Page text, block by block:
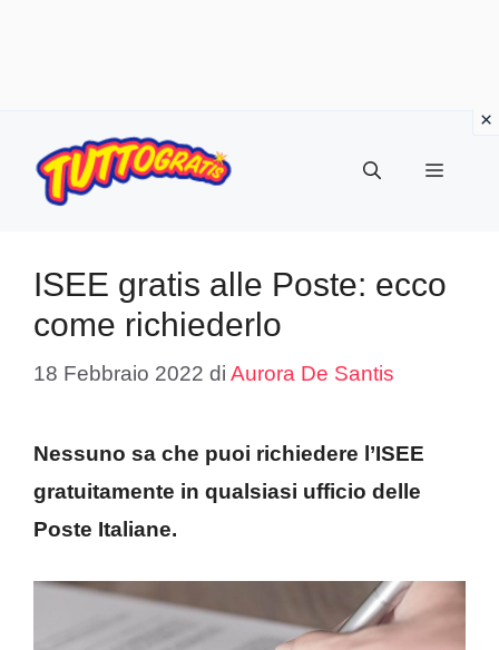
contenuto
Menu
ISEE gratis alle Poste: ecco
come richiederlo
18 Febbraio 2022 di Aurora De Santis
Nessuno sa che puoi richiedere l’ISEE
gratuitamente in qualsiasi ufficio delle
Poste Italiane.